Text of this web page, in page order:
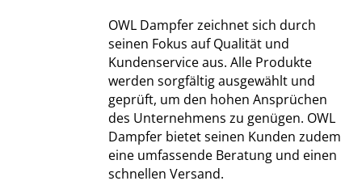
OWL Dampfer zeichnet sich durch
seinen Fokus auf Qualität und
Kundenservice aus. Alle Produkte
werden sorgfältig ausgewählt und
geprüft, um den hohen Ansprüchen
des Unternehmens zu genügen. OWL
Dampfer bietet seinen Kunden zudem
eine umfassende Beratung und einen
schnellen Versand.